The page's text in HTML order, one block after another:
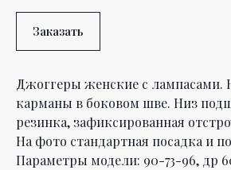
Заказать
Джоггеры женские с лампасами.
карманы в боковом шве. Низ
резинка, зафиксированная
На фото стандартная посадка и
Параметры модели: 90-73-96, др